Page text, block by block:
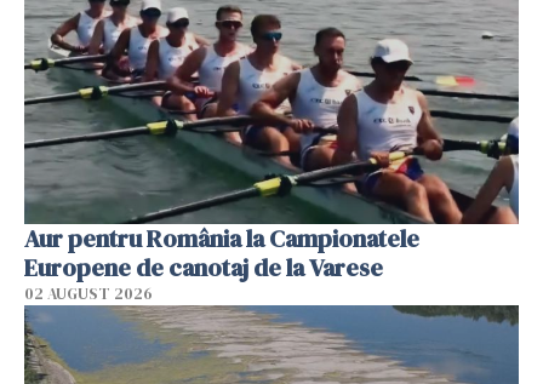
Aur pentru România la Campionatele
Europene de canotaj de la Varese
02 AUGUST 2026